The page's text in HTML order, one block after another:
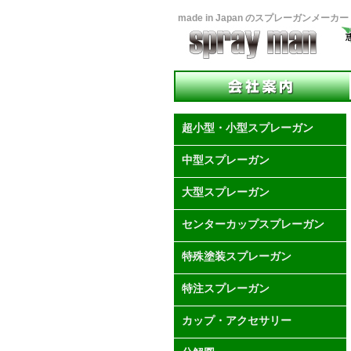
made in Japan のスプレーガンメーカ
超小型・小型スプレーガン
中型スプレーガン
大型スプレーガン
センターカップスプレーガン
特殊塗装スプレーガン
特注スプレーガン
カップ・アクセサリー